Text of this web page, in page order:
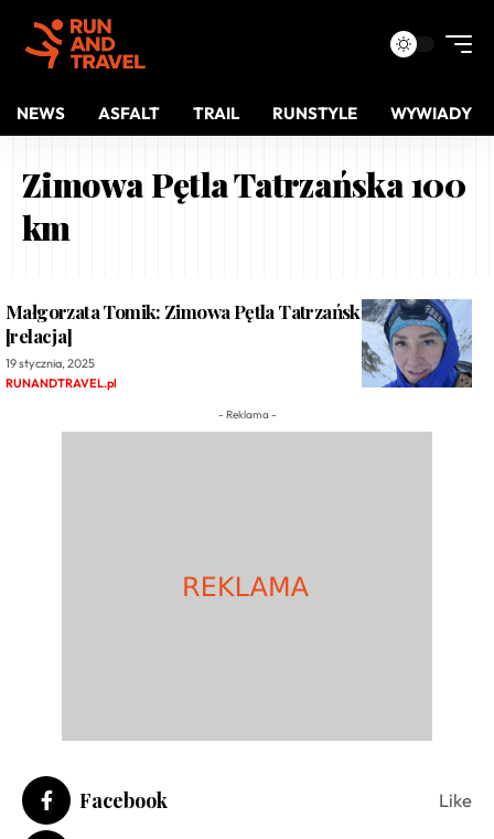
NEWS ASFALT TRAIL RUNSTYLE WYWIADY
Zimowa Pętla Tatrzańska 100
km
Małgorzata Tomik: Zimowa Pętla Tatrzańska 100 km
[relacja]
19 stycznia, 2025
RUNANDTRAVEL.pl
- Reklama -
Facebook Like